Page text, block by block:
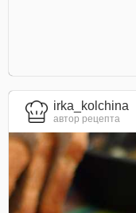
irka_kolchina
автор рецепта